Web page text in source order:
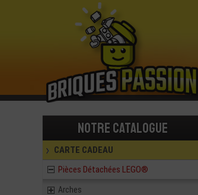
Notre catalogue
CARTE CADEAU
Pièces Détachées LEGO®
Arches